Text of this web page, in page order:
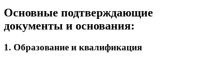
Основные подтверждающие
документы и основания:
1. Образование и квалификация